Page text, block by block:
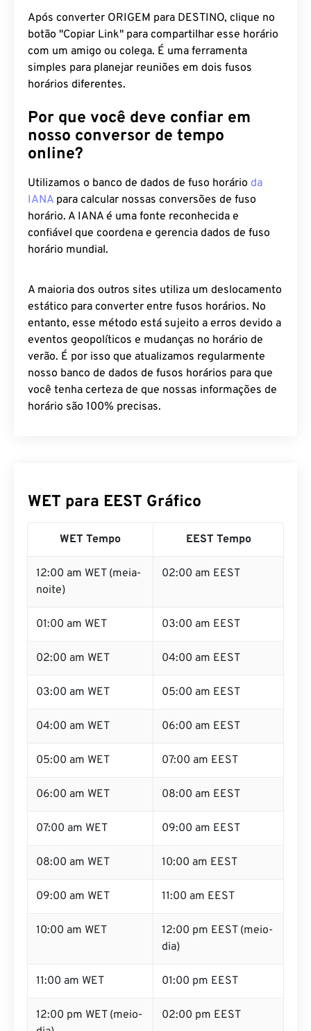
Após converter ORIGEM para DESTINO, clique no
botão "Copiar Link" para compartilhar esse horário
com um amigo ou colega. É uma ferramenta
simples para planejar reuniões em dois fusos
horários diferentes.
Por que você deve confiar em
nosso conversor de tempo
online?
Utilizamos o banco de dados de fuso horário da
IANA para calcular nossas conversões de fuso
horário. A IANA é uma fonte reconhecida e
confiável que coordena e gerencia dados de fuso
horário mundial.
A maioria dos outros sites utiliza um deslocamento
estático para converter entre fusos horários. No
entanto, esse método está sujeito a erros devido a
eventos geopolíticos e mudanças no horário de
verão. É por isso que atualizamos regularmente
nosso banco de dados de fusos horários para que
você tenha certeza de que nossas informações de
horário são 100% precisas.
WET para EEST Gráfico
WET Tempo EEST Tempo
12:00 am WET (meia-
noite)
02:00 am EEST
01:00 am WET 03:00 am EEST
02:00 am WET 04:00 am EEST
03:00 am WET 05:00 am EEST
04:00 am WET 06:00 am EEST
05:00 am WET 07:00 am EEST
06:00 am WET 08:00 am EEST
07:00 am WET 09:00 am EEST
08:00 am WET 10:00 am EEST
09:00 am WET 11:00 am EEST
10:00 am WET
12:00 pm EEST (meio-
dia)
11:00 am WET 01:00 pm EEST
12:00 pm WET (meio-
02:00 pm EEST